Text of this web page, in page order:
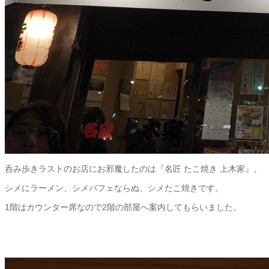
呑み歩きラストのお店にお邪魔したのは『名匠 たこ焼き 上木家』。
シメにラーメン、シメパフェならぬ、シメたこ焼きです。
1階はカウンター席なので2階の部屋へ案内してもらいました。